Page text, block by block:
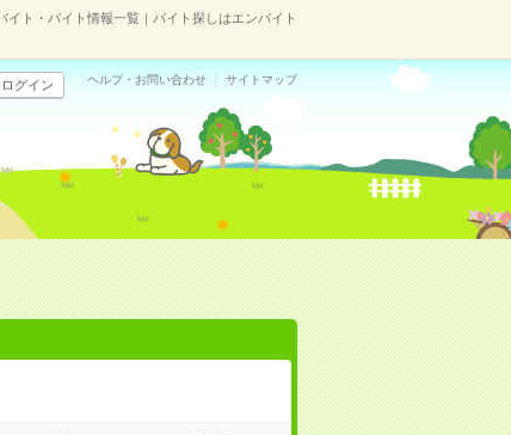
イト・バイト情報一覧｜バイト探しはエンバイト
ログイン ヘルプ・お問い合わせ サイトマップ